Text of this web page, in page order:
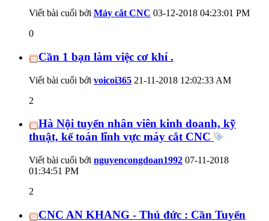
Viết bài cuối bởi Máy cắt CNC 03-12-2018 04:23:01 PM
0
Cần 1 bạn làm việc cơ khí .
Viết bài cuối bởi voicoi365 21-11-2018 12:02:33 AM
2
Hà Nội tuyển nhân viên kinh doanh, kỹ
thuật, kế toán lĩnh vực máy cắt CNC
Viết bài cuối bởi nguyencongdoan1992 07-11-2018
01:34:51 PM
2
CNC AN KHANG - Thủ đức : Cần Tuyển